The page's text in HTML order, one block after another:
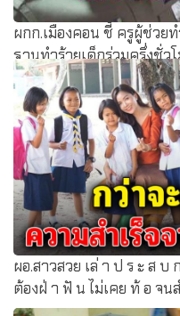
ผกก.เมืองคอน ชี้ ครูผู้ช่วย
ฐานทำร้ายเด็กร่วมครึ่งชั่ว
ผอ.สาวสวย เล่ า ป ร ะ ส
ต้องฝ่ า ฟั น ไม่เคย ท้ อ จนส